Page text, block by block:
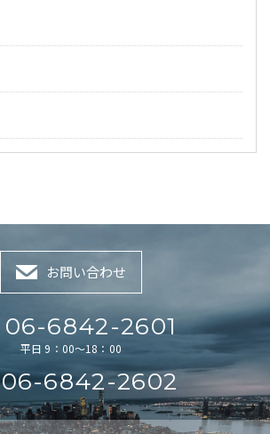
お問い合わせ
06-6842-2601
平日 9：00～18：00
06-6842-2602